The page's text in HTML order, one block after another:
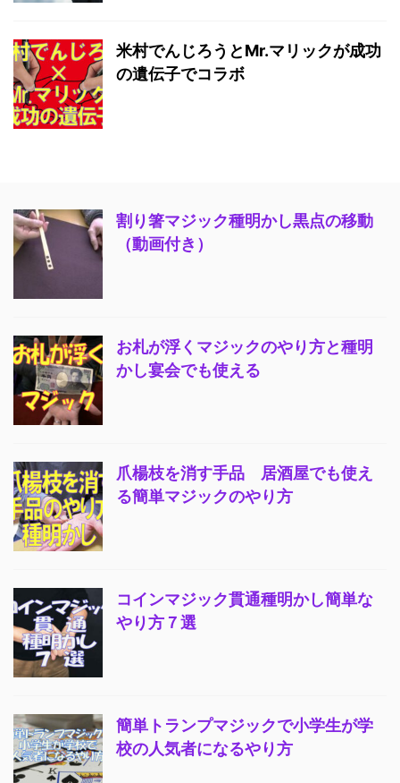
米村でんじろうとMr.マリックが成功
の遺伝子でコラボ
割り箸マジック種明かし黒点の移動
（動画付き）
お札が浮くマジックのやり方と種明
かし宴会でも使える
爪楊枝を消す手品 居酒屋でも使え
る簡単マジックのやり方
コインマジック貫通種明かし簡単な
やり方７選
簡単トランプマジックで小学生が学
校の人気者になるやり方